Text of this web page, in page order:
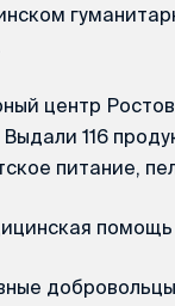
центр
116
питание,
помощь